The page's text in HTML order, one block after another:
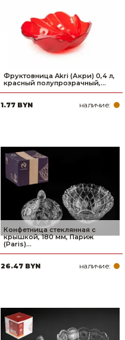
Фруктовница Akri (Акри) 0,4 л,
красный полупрозрачный,...
1.77 BYN наличие:
Конфетница стеклянная с
крышкой, 180 мм, Париж
(Paris)...
26.47 BYN наличие: